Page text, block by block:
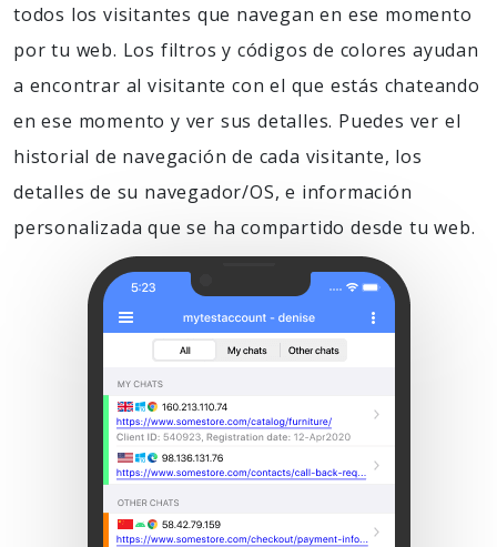
todos los visitantes que navegan en ese momento
por tu web. Los filtros y códigos de colores ayudan
a encontrar al visitante con el que estás chateando
en ese momento y ver sus detalles. Puedes ver el
historial de navegación de cada visitante, los
detalles de su navegador/OS, e información
personalizada que se ha compartido desde tu web.